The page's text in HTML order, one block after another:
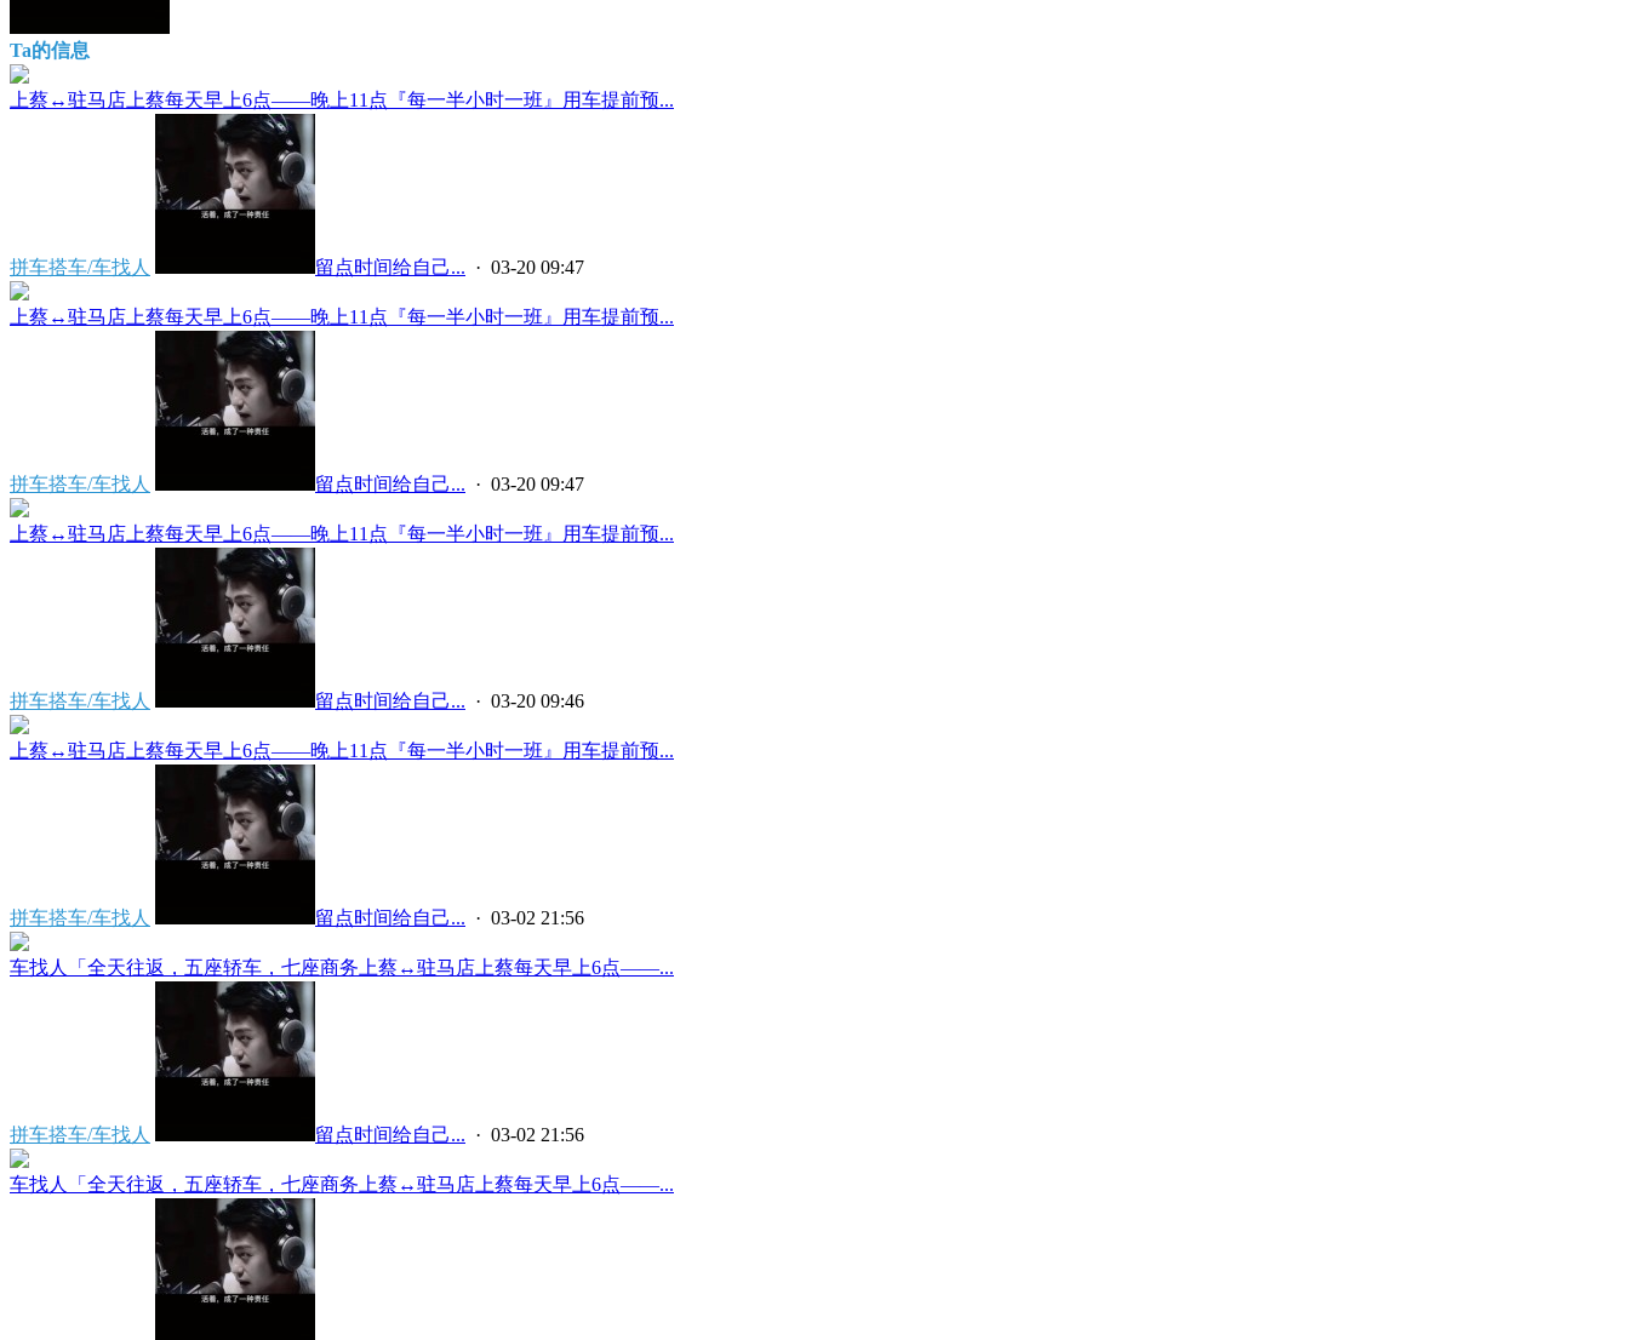
Ta的信息
上蔡↔️驻马店上蔡每天早上6点——晚上11点『每一半小时一班』用车提前预...
拼车搭车/车找人 留点时间给自己... · 03-20 09:47
上蔡↔️驻马店上蔡每天早上6点——晚上11点『每一半小时一班』用车提前预...
拼车搭车/车找人 留点时间给自己... · 03-20 09:47
上蔡↔️驻马店上蔡每天早上6点——晚上11点『每一半小时一班』用车提前预...
拼车搭车/车找人 留点时间给自己... · 03-20 09:46
上蔡↔️驻马店上蔡每天早上6点——晚上11点『每一半小时一班』用车提前预...
拼车搭车/车找人 留点时间给自己... · 03-02 21:56
车找人「全天往返，五座轿车，七座商务上蔡↔️驻马店上蔡每天早上6点——...
拼车搭车/车找人 留点时间给自己... · 03-02 21:56
车找人「全天往返，五座轿车，七座商务上蔡↔️驻马店上蔡每天早上6点——...